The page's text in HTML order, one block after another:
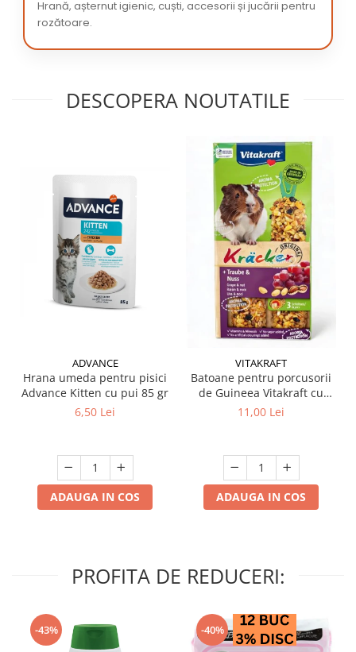
Hrană, așternut igienic, cuști, accesorii și jucării pentru
rozătoare.
DESCOPERA NOUTATILE
ADVANCE
Hrana umeda pentru pisici
Advance Kitten cu pui 85 gr
6,50 Lei
ADAUGA IN COS
VITAKRAFT
Batoane pentru porcusorii
de Guineea Vitakraft cu
struguri & nuci 2 buc
11,00 Lei
ADAUGA IN COS
PROFITA DE REDUCERI:
-43% -40%